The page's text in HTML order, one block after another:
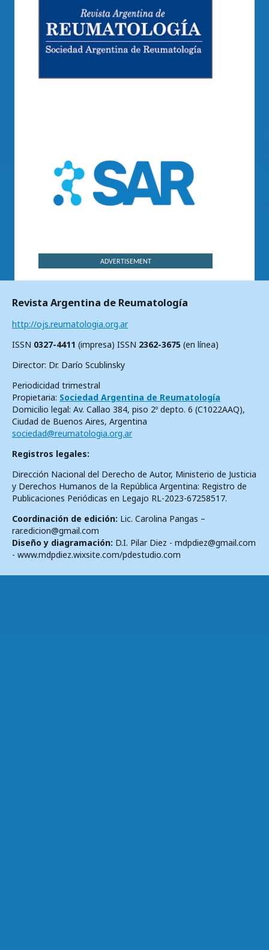
ADVERTISEMENT
Revista Argentina de Reumatología
http://ojs.reumatologia.org.ar
ISSN 0327-4411 (impresa) ISSN 2362-3675 (en línea)
Director: Dr. Darío Scublinsky
Periodicidad trimestral
Propietaria: Sociedad Argentina de Reumatología
Domicilio legal: Av. Callao 384, piso 2º depto. 6 (C1022AAQ),
Ciudad de Buenos Aires, Argentina
sociedad@reumatologia.org.ar
Registros legales:
Dirección Nacional del Derecho de Autor, Ministerio de Justicia
y Derechos Humanos de la República Argentina: Registro de
Publicaciones Periódicas en Legajo RL-2023-67258517.
Coordinación de edición: Lic. Carolina Pangas –
rar.edicion@gmail.com
Diseño y diagramación: D.I. Pilar Diez - mdpdiez@gmail.com
- www.mdpdiez.wixsite.com/pdestudio.com